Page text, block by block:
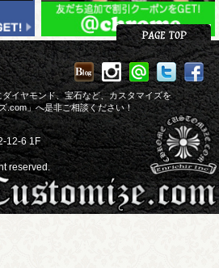
イヤモンド、宝石など、カスタマイズを
.com」へ是非ご相談ください！
12-6 1F
reserved.